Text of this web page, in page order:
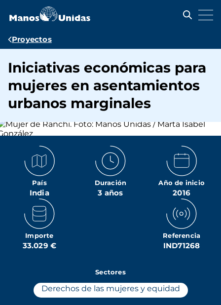
contenido
Ruta
navegación
Proyectos
Iniciativas económicas para
mujeres en asentamientos
urbanos marginales
País
India
Duración
3 años
Año de inicio
2016
Importe
33.029 €
Referencia
IND71268
Sectores
Derechos de las mujeres y equidad